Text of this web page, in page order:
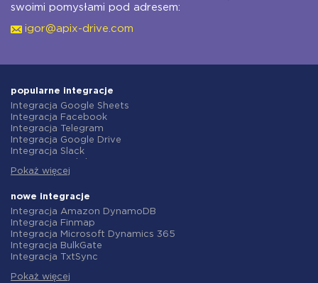
swoimi pomysłami pod adresem:
igor@apix-drive.com
popularne integracje
Integracja Google Sheets
Integracja Facebook
Integracja Telegram
Integracja Google Drive
Integracja Slack
Integracja Gmail
Integracja ClickUp
Integracja Airtable
Integracja Google Contacts
Integracja OpenAI (ChatGPT)
Integracja Instagram
Integracja ActiveCampaign
Integracja Salesforce CRM
Pokaż więcej
nowe integracje
Integracja Amazon DynamoDB
Integracja Finmap
Integracja Microsoft Dynamics 365
Integracja BulkGate
Integracja TxtSync
Integracja Corezoid
Pokaż więcej